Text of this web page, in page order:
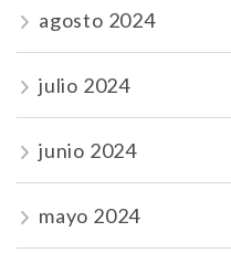
agosto 2024
julio 2024
junio 2024
mayo 2024